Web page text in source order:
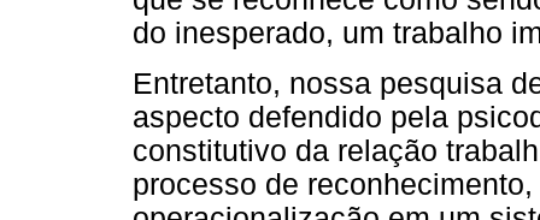
do inesperado, um trabalho
Entretanto, nossa pesquisa
aspecto defendido pela
constitutivo da relação
processo de